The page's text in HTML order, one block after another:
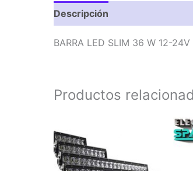
Descripción
BARRA LED SLIM 36 W 12-
Productos